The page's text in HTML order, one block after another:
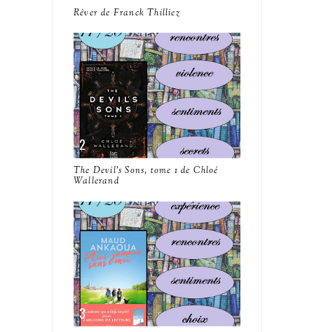
Rêver de Franck Thilliez
The Devil's Sons, tome 1 de Chloé
Wallerand